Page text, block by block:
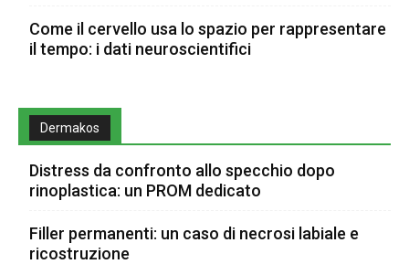
Come il cervello usa lo spazio per rappresentare
il tempo: i dati neuroscientifici
Dermakos
Distress da confronto allo specchio dopo
rinoplastica: un PROM dedicato
Filler permanenti: un caso di necrosi labiale e
ricostruzione